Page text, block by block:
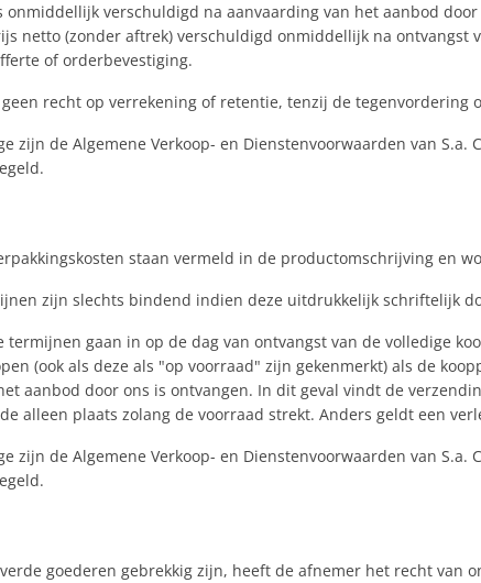
onmiddellijk verschuldigd na aanvaarding van het aanbod
netto (zonder aftrek) verschuldigd onmiddellijk na ontvangst
of orderbevestiging.
recht op verrekening of retentie, tenzij de tegenvordering
zijn de Algemene Verkoop- en Dienstenvoorwaarden van S.a.
staan vermeld in de productomschrijving en
zijn slechts bindend indien deze uitdrukkelijk schriftelijk
termijnen gaan in op de dag van ontvangst van de volledige
(ook als deze als "op voorraad" zijn gekenmerkt) als de
aanbod door ons is ontvangen. In dit geval vindt de
alleen plaats zolang de voorraad strekt. Anders geldt een
zijn de Algemene Verkoop- en Dienstenvoorwaarden van S.a.
goederen gebrekkig zijn, heeft de afnemer het recht van